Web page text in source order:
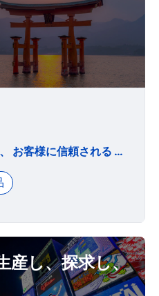
大豆食品の提供を通じて、 お客様に信頼される 価値ある企業を 目指しています。 1 私たちは食品事業、 特に大豆食品の提供を通じて、 人々の健康と 社会に貢献する 企業となります。 1 私たちは仕事を通して、 お客様、お取引先様に 満足して戴くことを 目指します。 1 私たちは 一人一人が能力を高め、より良い生活を送れるよう 創造的で闊達な 仕事を行います。
産し、探求し、